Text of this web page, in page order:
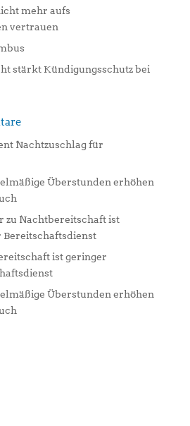
mehr aufs
vertrauen
stärkt Kündigungsschutz bei
Nachtzuschlag für
Überstunden erhöhen
zu Nachtbereitschaft ist
ist geringer
Überstunden erhöhen